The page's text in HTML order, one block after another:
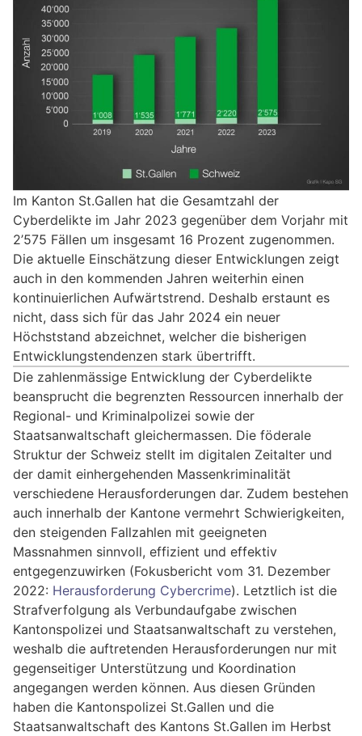
Im Kanton St.Gallen hat die Gesamtzahl der
Cyberdelikte im Jahr 2023 gegenüber dem Vorjahr mit
2’575 Fällen um insgesamt 16 Prozent zugenommen.
Die aktuelle Einschätzung dieser Entwicklungen zeigt
auch in den kommenden Jahren weiterhin einen
kontinuierlichen Aufwärtstrend. Deshalb erstaunt es
nicht, dass sich für das Jahr 2024 ein neuer
Höchststand abzeichnet, welcher die bisherigen
Entwicklungstendenzen stark übertrifft.
Die zahlenmässige Entwicklung der Cyberdelikte
beansprucht die begrenzten Ressourcen innerhalb der
Regional- und Kriminalpolizei sowie der
Staatsanwaltschaft gleichermassen. Die föderale
Struktur der Schweiz stellt im digitalen Zeitalter und
der damit einhergehenden Massenkriminalität
verschiedene Herausforderungen dar. Zudem bestehen
auch innerhalb der Kantone vermehrt Schwierigkeiten,
den steigenden Fallzahlen mit geeigneten
Massnahmen sinnvoll, effizient und effektiv
entgegenzuwirken (Fokusbericht vom 31. Dezember
2022: Herausforderung Cybercrime). Letztlich ist die
Strafverfolgung als Verbundaufgabe zwischen
Kantonspolizei und Staatsanwaltschaft zu verstehen,
weshalb die auftretenden Herausforderungen nur mit
gegenseitiger Unterstützung und Koordination
angegangen werden können. Aus diesen Gründen
haben die Kantonspolizei St.Gallen und die
Staatsanwaltschaft des Kantons St.Gallen im Herbst